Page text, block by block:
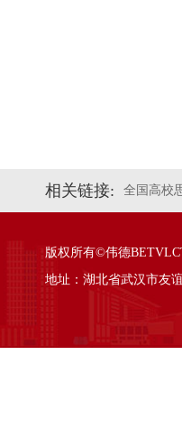
相关链接: 全国高校
版权所有©伟德
地址：湖北省武汉市友